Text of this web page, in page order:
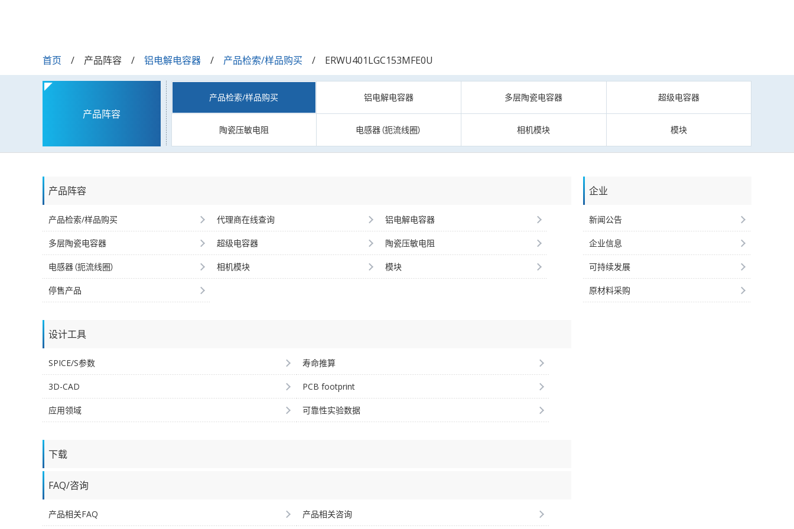
首页 产品阵容 铝电解电容器 产品检索/样品购买 ERWU401LGC153MFE0U
产品阵容
产品检索/样品购买 铝电解电容器 多层陶瓷电容器 超级电容器
陶瓷压敏电阻 电感器（扼流线圈） 相机模块 模块
产品阵容
产品检索/样品购买 代理商在线查询 铝电解电容器
多层陶瓷电容器 超级电容器 陶瓷压敏电阻
电感器（扼流线圈） 相机模块 模块
停售产品
设计工具
SPICE/S参数 寿命推算
3D-CAD PCB footprint
应用领域 可靠性实验数据
下载
FAQ/咨询
产品相关FAQ 产品相关咨询
企业
新闻公告
企业信息
可持续发展
原材料采购